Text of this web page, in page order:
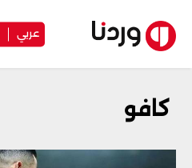
عربي
كافو